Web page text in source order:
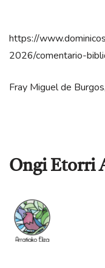
https://
2026/comentario-
Fray Miguel de
Ongi Etorri